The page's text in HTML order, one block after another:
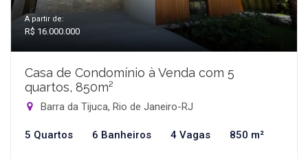
A partir de:
R$ 16.000.000
Casa de Condomínio à Venda com 5
quartos, 850m²
Barra da Tijuca, Rio de Janeiro-RJ
5 Quartos 6 Banheiros 4 Vagas 850 m²